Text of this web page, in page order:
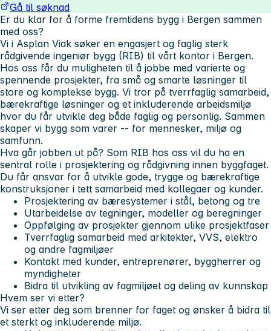
Gå til søknad
Er du klar for å forme fremtidens bygg i Bergen sammen
med oss?
Vi i Asplan Viak søker en engasjert og faglig sterk
rådgivende ingeniør bygg (RIB) til vårt kontor i Bergen.
Hos oss får du muligheten til å jobbe med varierte og
spennende prosjekter, fra små og smarte løsninger til
store og komplekse bygg. Vi tror på tverrfaglig samarbeid,
bærekraftige løsninger og et inkluderende arbeidsmiljø
hvor du får utvikle deg både faglig og personlig. Sammen
skaper vi bygg som varer -- for mennesker, miljø og
samfunn.
Hva går jobben ut på? Som RIB hos oss vil du ha en
sentral rolle i prosjektering og rådgivning innen byggfaget.
Du får ansvar for å utvikle gode, trygge og bærekraftige
konstruksjoner i tett samarbeid med kollegaer og kunder.
Prosjektering av bæresystemer i stål, betong og tre
Utarbeidelse av tegninger, modeller og beregninger
Oppfølging av prosjekter gjennom ulike prosjektfaser
Tverrfaglig samarbeid med arkitekter, VVS, elektro
og andre fagmiljøer
Kontakt med kunder, entreprenører, byggherrer og
myndigheter
Bidra til utvikling av fagmiljøet og deling av kunnskap
Hvem ser vi etter?
Vi ser etter deg som brenner for faget og ønsker å bidra til
et sterkt og inkluderende miljø.